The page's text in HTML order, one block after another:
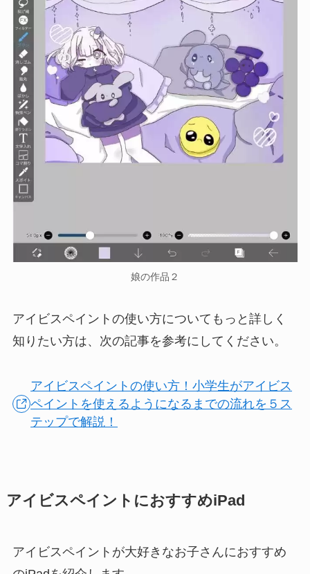
娘の作品２
アイビスペイントの使い方についてもっと詳しく
知りたい方は、次の記事を参考にしてください。
アイビスペイントの使い方！小学生がアイビス
ペイントを使えるようになるまでの流れを５ス
テップで解説！
アイビスペイントにおすすめiPad
アイビスペイントが大好きなお子さんにおすすめ